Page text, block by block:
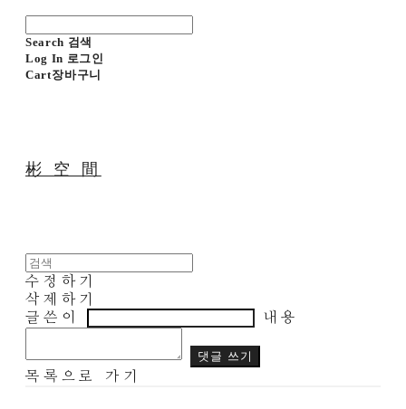
Search 검색
Log In 로그인
Cart장바구니
彬 空 間
수정하기
삭제하기
글쓴이
내용
댓글 쓰기
목록으로 가기